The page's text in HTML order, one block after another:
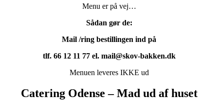
Menu er på vej…
Sådan gør de:
Mail /ring bestillingen ind på
tlf. 66 12 11 77 el. mail@skov-bakken.dk
Menuen leveres IKKE ud
Catering Odense – Mad ud af huset